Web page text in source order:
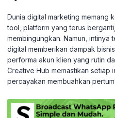
Dunia digital marketing memang
tool, platform yang terus
membingungkan. Namun, intinya
digital memberikan dampak
performa akun klien yang rutin
Creative Hub memastikan setiap
percayakan membuahkan